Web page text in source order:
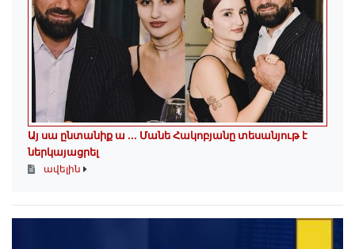
Այ սա ընտանիք ա ․․․ Մանե Հակոբյանը տեսանյութ է
ներկայացրել
ավելին